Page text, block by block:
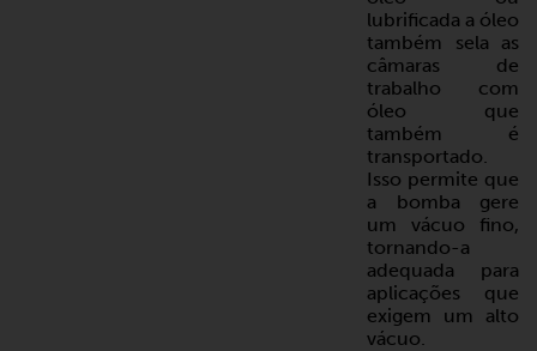
lubrificada a óleo
também sela as
câmaras de
trabalho com
óleo que
também é
transportado.
Isso permite que
a bomba gere
um vácuo fino,
tornando-a
adequada para
aplicações que
exigem um alto
vácuo.